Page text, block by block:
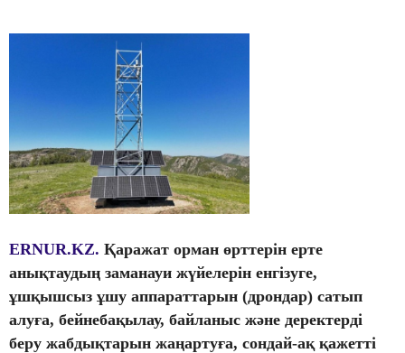
ERNUR.KZ. Қаражат орман өрттерін ерте
анықтаудың заманауи жүйелерін енгізуге,
ұшқышсыз ұшу аппараттарын (дрондар) сатып
алуға, бейнебақылау, байланыс және деректерді
беру жабдықтарын жаңартуға, сондай-ақ қажетті